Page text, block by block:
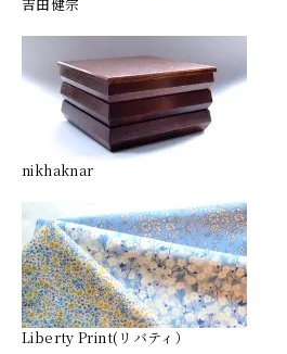
nikhaknar
Liberty Print(リバティ）